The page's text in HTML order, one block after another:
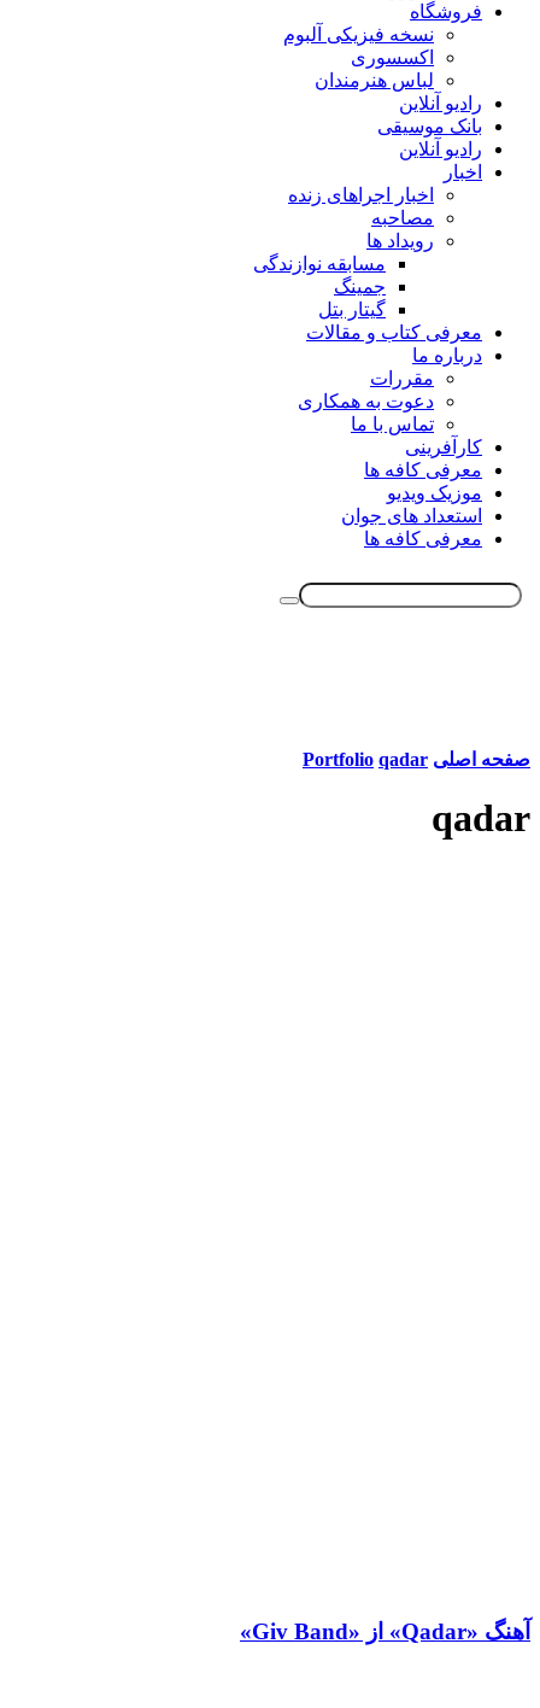
فروشگاه
نسخه فیزیکی آلبوم
اکسسوری
لباس هنرمندان
رادیو آنلاین
بانک موسیقی
رادیو آنلاین
اخبار
اخبار اجراهای زنده
مصاحبه
رویداد ها
مسابقه نوازندگی
جمینگ
گیتار بتل
معرفی کتاب و مقالات
درباره ما
مقررات
دعوت به همکاری
تماس با ما
کارآفرینی
معرفی کافه ها
موزیک ویدیو
استعداد های جوان
معرفی کافه ها
صفحه اصلی Portfolio qadar
qadar
آهنگ «Qadar» از «Giv Band»